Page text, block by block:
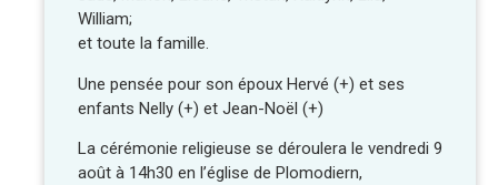
William;
et toute la famille.
Une pensée pour son époux Hervé (+) et ses
enfants Nelly (+) et Jean-Noël (+)
La cérémonie religieuse se déroulera le vendredi 9
août à 14h30 en l’église de Plomodiern,